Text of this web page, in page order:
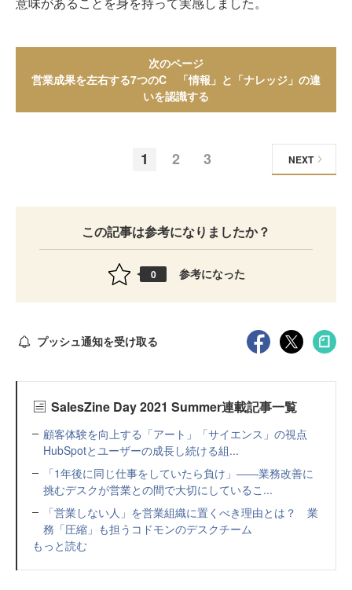
次のページ
営業成果を左右する7つのC 「情報」と「ナレッジ」の違
いを認識する
1 2 3 NEXT
この記事は参考になりましたか？
0 参考になった
プッシュ通知を受け取る
SalesZine Day 2021 Summer連載記事一覧
顧客体験を向上する「アート」「サイエンス」の視点
HubSpotとユーザーの成長し続ける組...
「1年後に同じ仕事をしていたら負け」――業務改善に
挑むデスクが営業との間で大切にしているこ...
「営業しない人」を営業組織に置くべき理由とは？ 業
務「圧縮」も担うコドモンのデスクチーム
もっと読む